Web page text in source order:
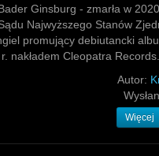
Ginsburg - zmarła w
Najwyższego Stanów
promujący debiutancki
nakładem Cleopatra Records.
Autor:
Więcej